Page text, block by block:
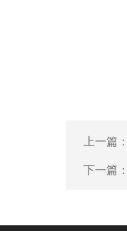
上一篇
下一篇